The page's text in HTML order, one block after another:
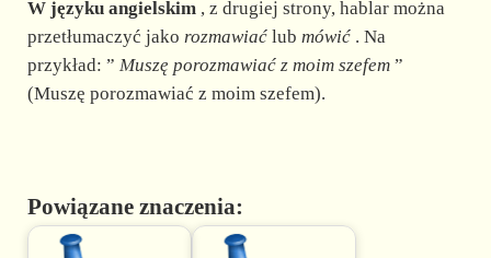
W języku angielskim, z drugiej strony, hablar można
przetłumaczyć jako rozmawiaćlub mówić. Na
przykład: ” Muszę porozmawiać z moim szefem”
(Muszę porozmawiać z moim szefem).
Powiązane znaczenia: